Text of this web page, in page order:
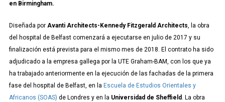
en Birmingham.
Diseñada porAvanti Architects-Kennedy Fitzgerald Architects, la obra
del hospital de Belfast comenzará a ejecutarse en julio de 2017 y su
finalización está prevista para el mismo mes de 2018. El contrato ha sido
adjudicado a la empresa gallega por la UTE Graham-BAM, con los que ya
ha trabajado anteriormente en la ejecución de las fachadas de la primera
fase del hospital de Belfast, en la Escuela de Estudios Orientales y
Africanos (SOAS) de Londres y en la Universidad de Sheffield. La obra